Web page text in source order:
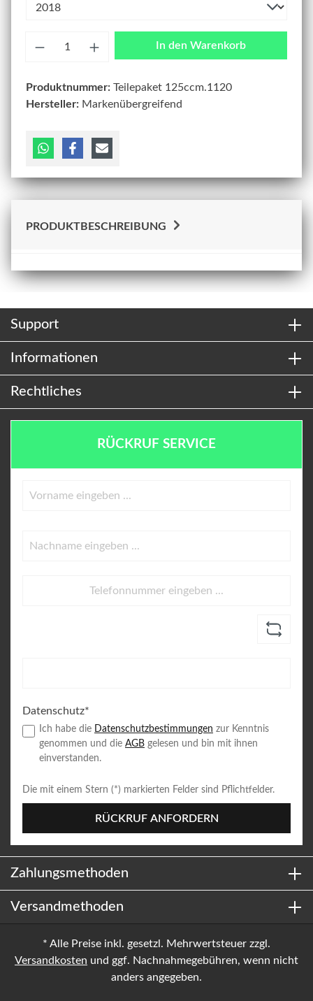
In den Warenkorb
Produktnummer: Teilepaket 125ccm.1120
Hersteller: Markenübergreifend
PRODUKTBESCHREIBUNG
Support
Informationen
Rechtliches
RÜCKRUF SERVICE
Datenschutz*
Ich habe die Datenschutzbestimmungen zur Kenntnis
genommen und die AGB gelesen und bin mit ihnen
einverstanden.
Die mit einem Stern (*) markierten Felder sind Pflichtfelder.
RÜCKRUF ANFORDERN
Zahlungsmethoden
Versandmethoden
* Alle Preise inkl. gesetzl. Mehrwertsteuer zzgl.
Versandkosten und ggf. Nachnahmegebühren, wenn nicht
anders angegeben.